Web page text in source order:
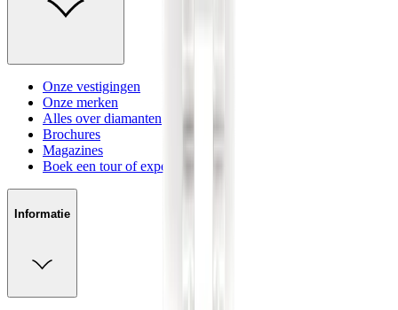
Onze vestigingen
Onze merken
Alles over diamanten
Brochures
Magazines
Boek een tour of experience
Informatie